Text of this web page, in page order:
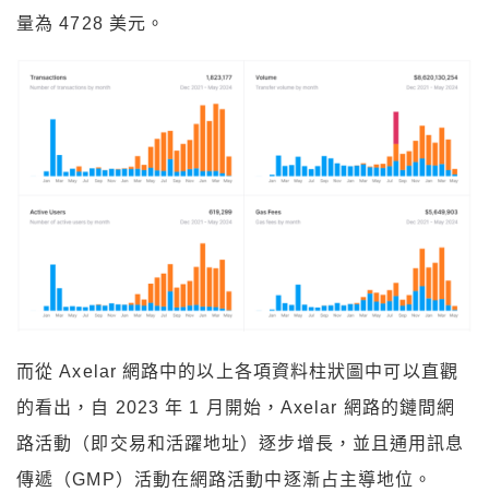
量為 4728 美元。
而從 Axelar 網路中的以上各項資料柱狀圖中可以直觀
的看出，自 2023 年 1 月開始，Axelar 網路的鏈間網
路活動（即交易和活躍地址）逐步增長，並且通用訊息
傳遞（GMP）活動在網路活動中逐漸占主導地位。